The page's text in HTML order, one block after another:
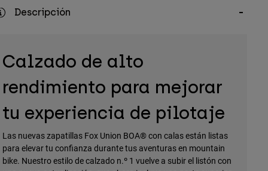
Descripción
Calzado de alto
rendimiento para mejorar
tu experiencia de pilotaje
Las nuevas zapatillas Fox Union BOA® con calas están listas
para elevar tu confianza durante tus aventuras en mountain
bike. Nuestro estilo de calzado n.º 1 vuelve a subir el listón con